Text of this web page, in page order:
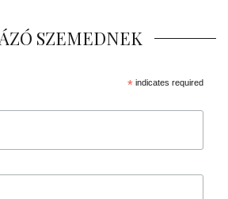
SZEMEDNEK
*indicates required